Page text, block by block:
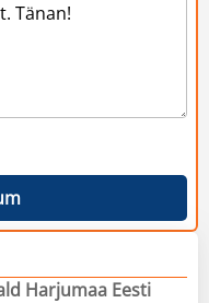
Harjumaa Eesti